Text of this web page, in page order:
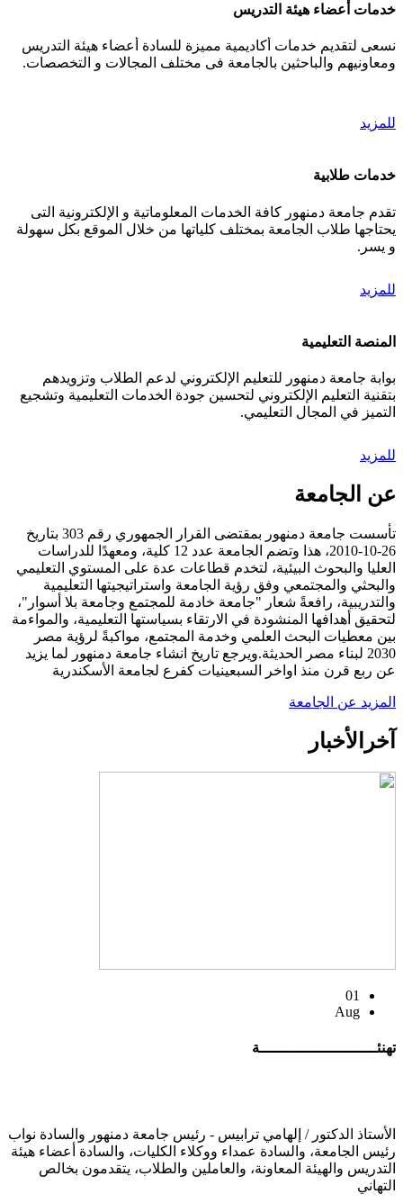
خدمات أعضاء هيئة التدريس
نسعى لتقديم خدمات أكاديمية مميزة للسادة أعضاء هيئة التدريس
ومعاونيهم والباحثين بالجامعة فى مختلف المجالات و التخصصات.
للمزيد
خدمات طلابية
تقدم جامعة دمنهور كافة الخدمات المعلوماتية و الإلكترونية التى
يحتاجها طلاب الجامعة بمختلف كلياتها من خلال الموقع بكل سهولة
و يسر.
للمزيد
المنصة التعليمية
بوابة جامعة دمنهور للتعليم الإلكتروني لدعم الطلاب وتزويدهم
بتقنية التعليم الإلكتروني لتحسين جودة الخدمات التعليمية وتشجيع
التميز في المجال التعليمي.
للمزيد
عن الجامعة
تأسست جامعة دمنهور بمقتضى القرار الجمهوري رقم 303 بتاريخ
26-10-2010، هذا وتضم الجامعة عدد 12 كلية، ومعهدًا للدراسات
العليا والبحوث البيئية، لتخدم قطاعات عدة على المستوي التعليمي
والبحثي والمجتمعي وفق رؤية الجامعة واستراتيجيتها التعليمية
والتدريبية، رافعةً شعار "جامعة خادمة للمجتمع وجامعة بلا أسوار"،
لتحقيق أهدافها المنشودة في الارتقاء بسياستها التعليمية، والمواءمة
بين معطيات البحث العلمي وخدمة المجتمع، مواكبةً لرؤية مصر
2030 لبناء مصر الحديثة.ويرجع تاريخ انشاء جامعة دمنهور لما يزيد
عن ربع قرن منذ اواخر السبعينيات كفرع لجامعة الأسكندرية
المزيد عن الجامعة
آخر الأخبار
01
Aug
تهنئــــــــــــــــــــــــــة
الأستاذ الدكتور / إلهامي ترابيس - رئيس جامعة دمنهور والسادة نواب
رئيس الجامعة، والسادة عمداء ووكلاء الكليات، والسادة أعضاء هيئة
التدريس والهيئة المعاونة، والعاملين والطلاب، يتقدمون بخالص
التهاني